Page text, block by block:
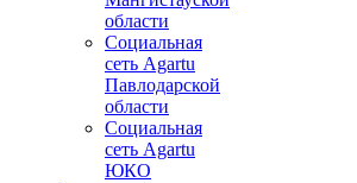
области
Социальная
сеть Agartu
Павлодарской
области
Социальная
сеть Agartu
ЮКО